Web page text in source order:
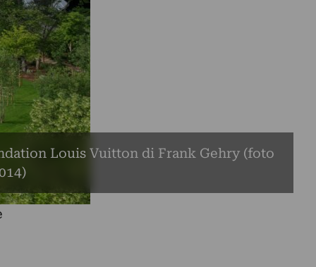
Louis Vuitton di Frank Gehry (foto